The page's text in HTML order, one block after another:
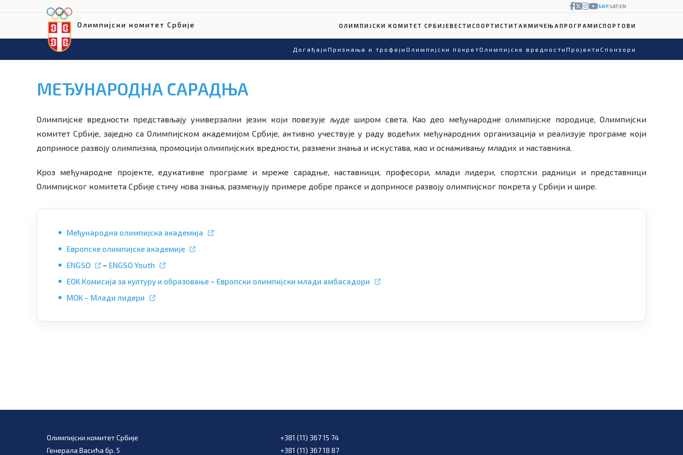
Олимпијски комитет Србије
ЋИР|LAT|EN
ОЛИМПИЈСКИ КОМИТЕТ СРБИЈЕВЕСТИ СПОРТИСТИ ТАКМИЧЕЊА ПРОГРАМИ СПОРТОВИ
Догађаји Признања и трофеји Олимпијски покретОлимпијске вредности Пројекти Спонзори
МЕЂУНАРОДНА САРАДЊА
Олимпијске вредности представљају универзални језик који повезује људе широм света. Као део међународне олимпијске породице, Олимпијски
комитет Србије, заједно са Олимпијском академијом Србије, активно учествује у раду водећих међународних организација и реализује програме који
доприносе развоју олимпизма, промоцији олимпијских вредности, размени знања и искустава, као и оснаживању младих и наставника.
Кроз међународне пројекте, едукативне програме и мреже сарадње, наставници, професори, млади лидери, спортски радници и представници
Олимпијског комитета Србије стичу нова знања, размењују примере добре праксе и доприносе развоју олимпијског покрета у Србији и шире.
Међународна олимпијска академија
Европске олимпијске академије
ENGSO
– ENGSO Youth
ЕОК Комисија за културу и образовање – Европски олимпијски млади амбасадори
МОК – Млади лидери
Олимпијски комитет Србије
Генерала Васића бр. 5
+381 (11) 367 15 74
+381 (11) 367 18 87